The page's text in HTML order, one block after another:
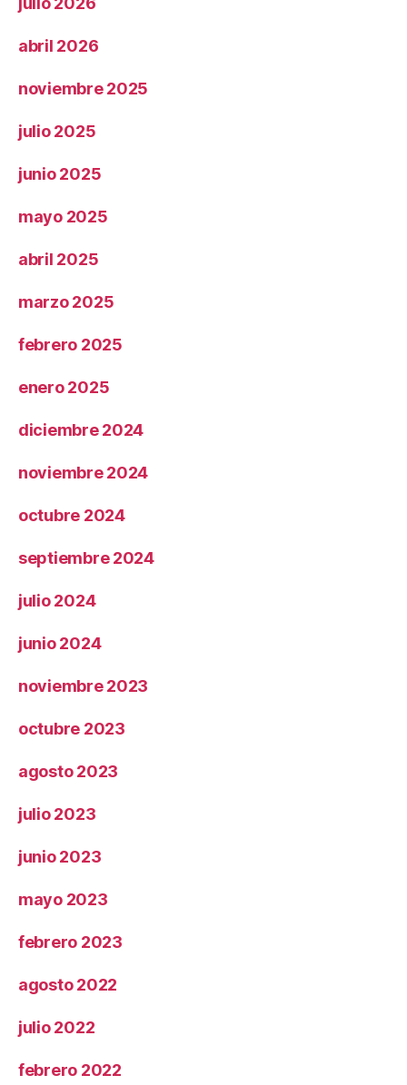
abril 2026
noviembre 2025
julio 2025
junio 2025
mayo 2025
abril 2025
marzo 2025
febrero 2025
enero 2025
diciembre 2024
noviembre 2024
octubre 2024
septiembre 2024
julio 2024
junio 2024
noviembre 2023
octubre 2023
agosto 2023
julio 2023
junio 2023
mayo 2023
febrero 2023
agosto 2022
julio 2022
febrero 2022